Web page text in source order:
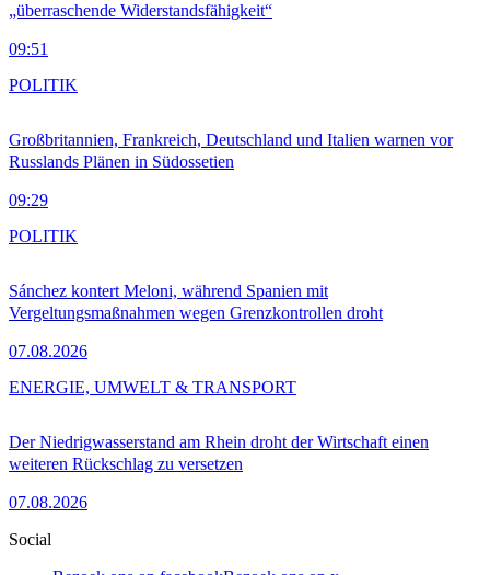
„überraschende Widerstandsfähigkeit“
09:51
Großbritannien, Frankreich, Deutschland und Italien warnen vor
Russlands Plänen in Südossetien
09:29
POLITIK
Sánchez kontert Meloni, während Spanien mit
Vergeltungsmaßnahmen wegen Grenzkontrollen droht
07.08.2026
POLITIK
Der Niedrigwasserstand am Rhein droht der Wirtschaft einen
weiteren Rückschlag zu versetzen
07.08.2026
ENERGIE, UMWELT & TRANSPORT
Social